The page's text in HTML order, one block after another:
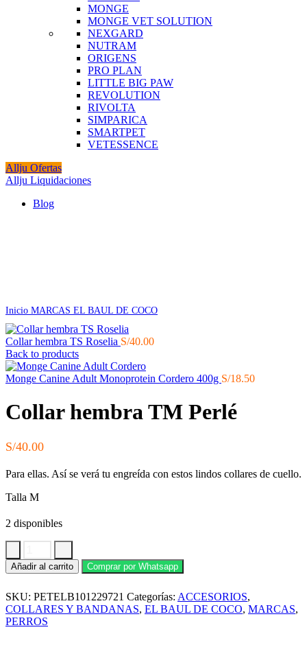
MONGE
MONGE VET SOLUTION
NEXGARD
NUTRAM
ORIGENS
PRO PLAN
LITTLE BIG PAW
REVOLUTION
RIVOLTA
SIMPARICA
SMARTPET
VETESSENCE
Allju Ofertas
Allju Liquidaciones
Blog
Inicio MARCAS EL BAUL DE COCO
Collar hembra TS Roselia S/40.00
Back to products
Monge Canine Adult Monoprotein Cordero 400g S/18.50
Collar hembra TM Perlé
S/40.00
Para ellas. Así se verá tu engreída con estos lindos collares de cuello.
Talla M
2 disponibles
Collar
hembra
Perlé
cantidad
Añadir al carrito Comprar por Whatsapp
SKU: PETELB101229721 Categorías: ACCESORIOS,
COLLARES Y BANDANAS, EL BAUL DE COCO, MARCAS,
PERROS